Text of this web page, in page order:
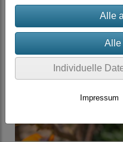
Individuelle
Impressum